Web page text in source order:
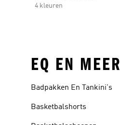
4 kleuren
EQ EN MEER
Badpakken En Tankini's
Basketbalshorts